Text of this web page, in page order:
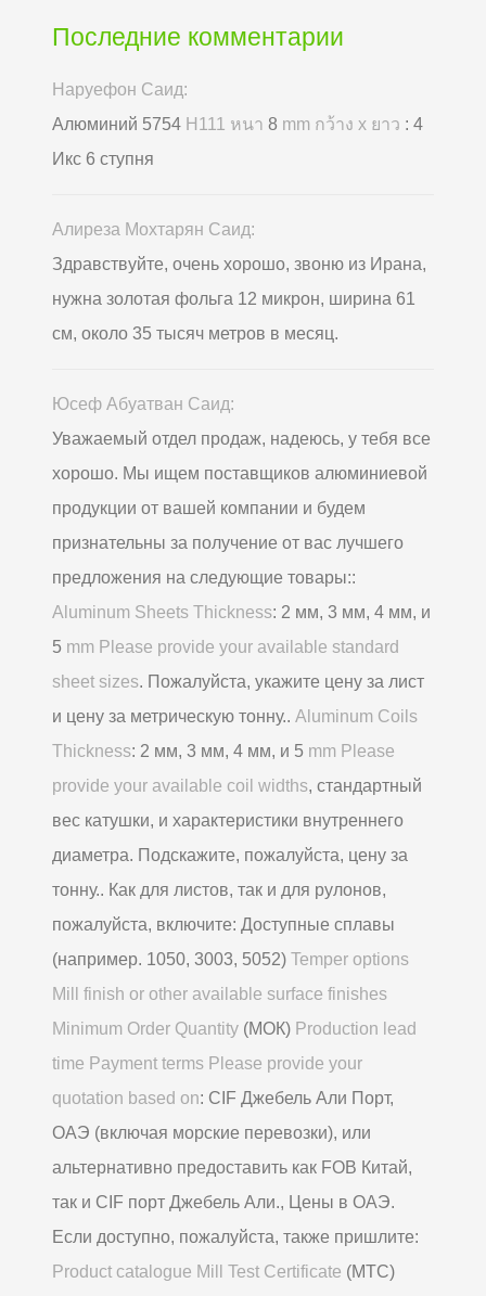
Последние комментарии
Наруефон Саид:
Алюминий 5754 H111 หนา 8 mm กว้าง x ยาว : 4
Икс 6 ступня
Алиреза Мохтарян Саид:
Здравствуйте, очень хорошо, звоню из Ирана,
нужна золотая фольга 12 микрон, ширина 61
см, около 35 тысяч метров в месяц.
Юсеф Абуатван Саид:
Уважаемый отдел продаж, надеюсь, у тебя все
хорошо. Мы ищем поставщиков алюминиевой
продукции от вашей компании и будем
признательны за получение от вас лучшего
предложения на следующие товары::
Aluminum Sheets Thickness: 2 мм, 3 мм, 4 мм, и
5 mm Please provide your available standard
sheet sizes. Пожалуйста, укажите цену за лист
и цену за метрическую тонну.. Aluminum Coils
Thickness: 2 мм, 3 мм, 4 мм, и 5 mm Please
provide your available coil widths, стандартный
вес катушки, и характеристики внутреннего
диаметра. Подскажите, пожалуйста, цену за
тонну.. Как для листов, так и для рулонов,
пожалуйста, включите: Доступные сплавы
(например. 1050, 3003, 5052) Temper options
Mill finish or other available surface finishes
Minimum Order Quantity (МОК) Production lead
time Payment terms Please provide your
quotation based on: CIF Джебель Али Порт,
ОАЭ (включая морские перевозки), или
альтернативно предоставить как FOB Китай,
так и CIF порт Джебель Али., Цены в ОАЭ.
Если доступно, пожалуйста, также пришлите:
Product catalogue Mill Test Certificate (МТС)